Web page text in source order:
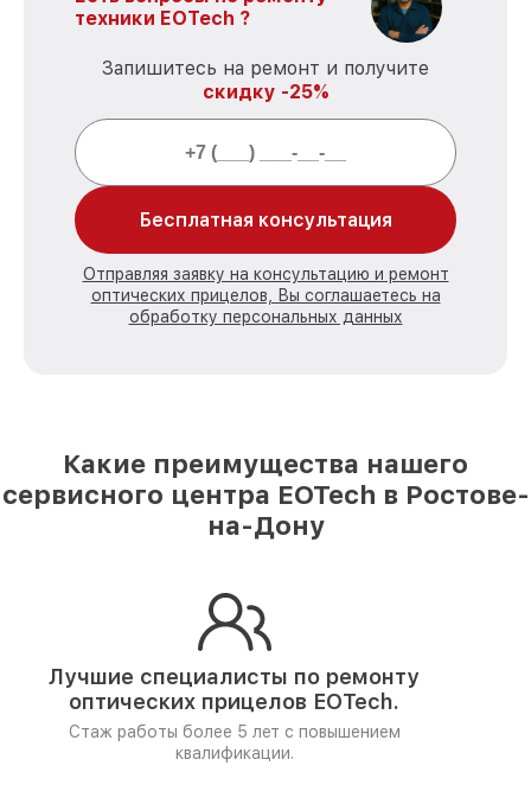
техники EOTech ?
Запишитесь на ремонт и получите
скидку -25%
Бесплатная консультация
Отправляя заявку на консультацию и ремонт
оптических прицелов, Вы соглашаетесь на
обработку персональных данных
Какие преимущества нашего
сервисного центра EOTech в Ростове-
на-Дону
Лучшие специалисты по ремонту
оптических прицелов EOTech.
Стаж работы более 5 лет с повышением
квалификации.